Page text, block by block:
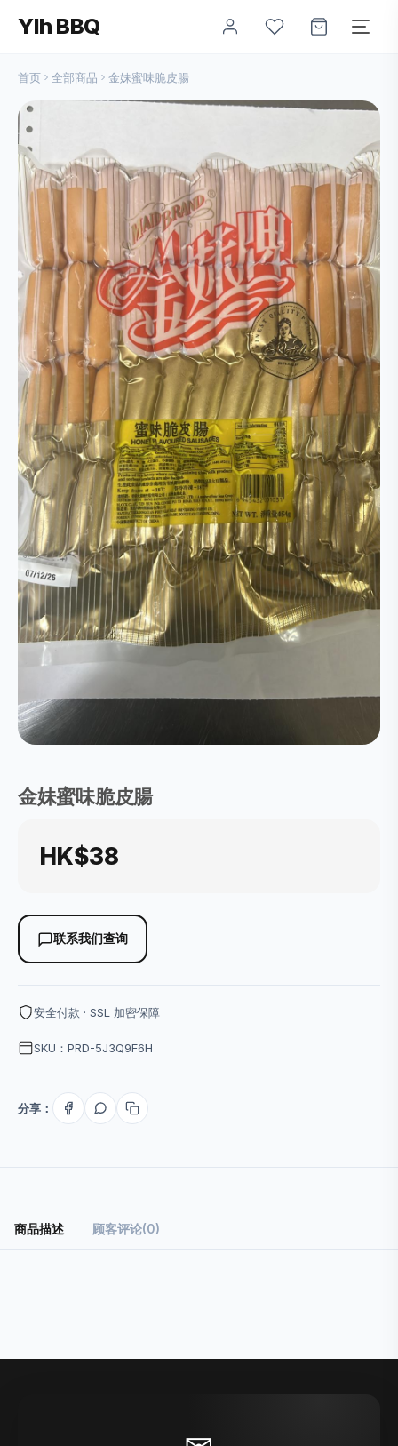
Ylh BBQ
首页 全部商品 金妹蜜味脆皮腸
金妹蜜味脆皮腸
HK$38
联系我们查询
安全付款 · SSL 加密保障
SKU：PRD-5J3Q9F6H
分享：
商品描述 顾客评论(0)